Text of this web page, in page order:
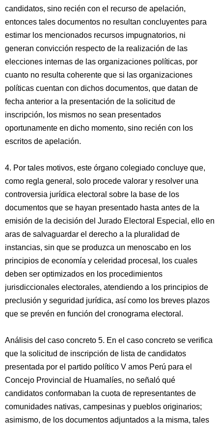
candidatos, sino recién con el recurso de apelación,
entonces tales documentos no resultan concluyentes para
estimar los mencionados recursos impugnatorios, ni
generan convicción respecto de la realización de las
elecciones internas de las organizaciones políticas, por
cuanto no resulta coherente que si las organizaciones
políticas cuentan con dichos documentos, que datan de
fecha anterior a la presentación de la solicitud de
inscripción, los mismos no sean presentados
oportunamente en dicho momento, sino recién con los
escritos de apelación.
4. Por tales motivos, este órgano colegiado concluye que,
como regla general, solo procede valorar y resolver una
controversia jurídica electoral sobre la base de los
documentos que se hayan presentado hasta antes de la
emisión de la decisión del Jurado Electoral Especial, ello en
aras de salvaguardar el derecho a la pluralidad de
instancias, sin que se produzca un menoscabo en los
principios de economía y celeridad procesal, los cuales
deben ser optimizados en los procedimientos
jurisdiccionales electorales, atendiendo a los principios de
preclusión y seguridad jurídica, así como los breves plazos
que se prevén en función del cronograma electoral.
Análisis del caso concreto 5. En el caso concreto se verifica
que la solicitud de inscripción de lista de candidatos
presentada por el partido político V amos Perú para el
Concejo Provincial de Huamalíes, no señaló qué
candidatos conformaban la cuota de representantes de
comunidades nativas, campesinas y pueblos originarios;
asimismo, de los documentos adjuntados a la misma, tales